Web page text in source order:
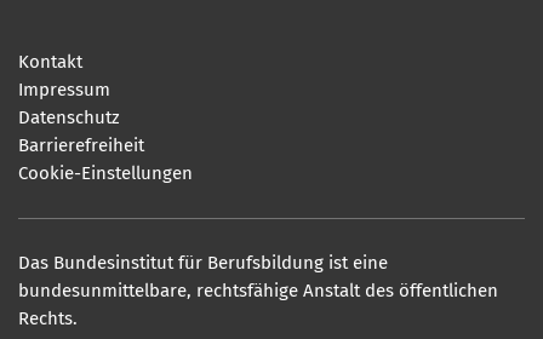
Kontakt
Impressum
Datenschutz
Barrierefreiheit
Cookie-Einstellungen
Das Bundesinstitut für Berufsbildung ist eine
bundesunmittelbare, rechtsfähige Anstalt des öffentlichen
Rechts.